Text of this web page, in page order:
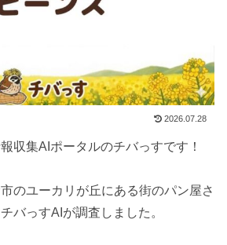
2026.07.28
収集AIポータルのチバっすです！
のユーカリが丘にある街のパン屋さ
バっすAIが調査しました。